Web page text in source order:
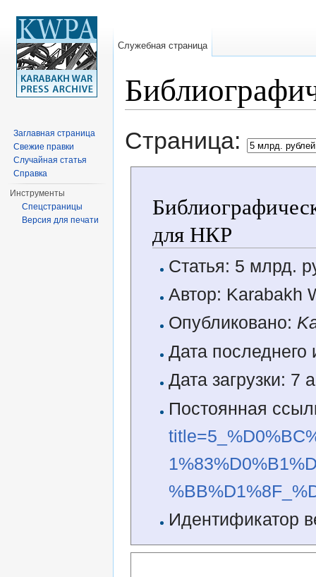
Страница:
для НКР
Статья: 5 млрд.
Автор: Karabakh
Опубликовано:
Дата
Дата загрузки: 7
Постоянная
Идентификатор
Служебная страница
Заглавная страница
Свежие правки
Случайная статья
Справка
Инструменты
Спецстраницы
Версия для печати